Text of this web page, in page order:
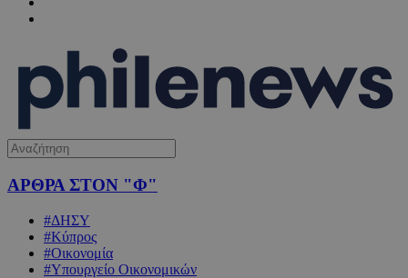
ΑΡΘΡΑ ΣΤΟΝ "Φ"
#ΔΗΣΥ
#Κύπρος
#Οικονομία
#Υπουργείο Οικονομικών